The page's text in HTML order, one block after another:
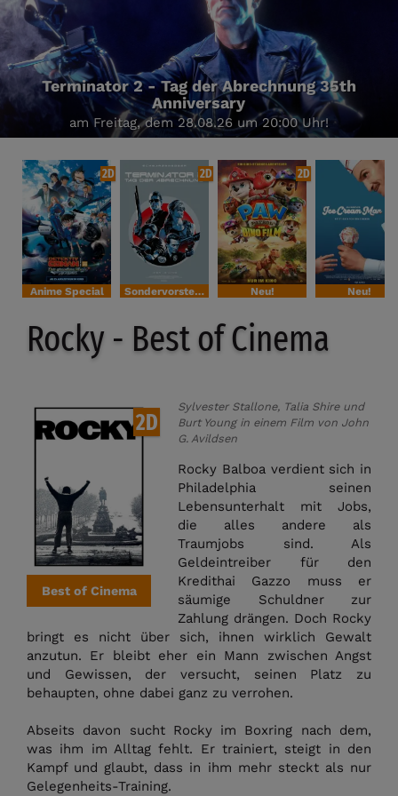
Terminator 2 - Tag der Abrechnung 35th
Anniversary
am Freitag, dem 28.08.26 um 20:00 Uhr!
2D
Anime Special
2D
Sondervorstellung
2D
Neu! Neu!
Rocky - Best of Cinema
2D
Best of Cinema
Sylvester Stallone, Talia Shire und
Burt Young in einem Film von John
G. Avildsen
Rocky Balboa verdient sich in
Philadelphia seinen
Lebensunterhalt mit Jobs,
die alles andere als
Traumjobs sind. Als
Geldeintreiber für den
Kredithai Gazzo muss er
säumige Schuldner zur
Zahlung drängen. Doch Rocky
bringt es nicht über sich, ihnen wirklich Gewalt
anzutun. Er bleibt eher ein Mann zwischen Angst
und Gewissen, der versucht, seinen Platz zu
behaupten, ohne dabei ganz zu verrohen.
Abseits davon sucht Rocky im Boxring nach dem,
was ihm im Alltag fehlt. Er trainiert, steigt in den
Kampf und glaubt, dass in ihm mehr steckt als nur
Gelegenheits-Training.